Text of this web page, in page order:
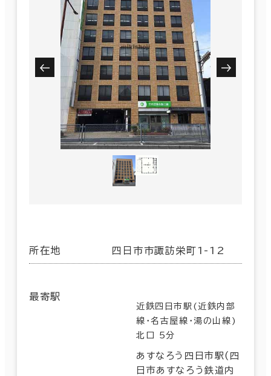
所在地 四日市市諏訪栄町1-12
最寄駅
近鉄四日市駅(近鉄内部
線･名古屋線･湯の山線)
北口 5分
あすなろう四日市駅(四
日市あすなろう鉄道内